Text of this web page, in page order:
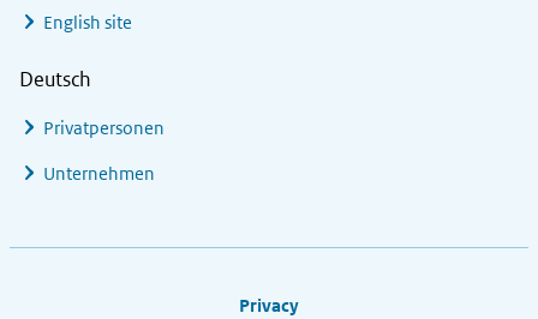
English site
Deutsch
Privatpersonen
Unternehmen
Privacy